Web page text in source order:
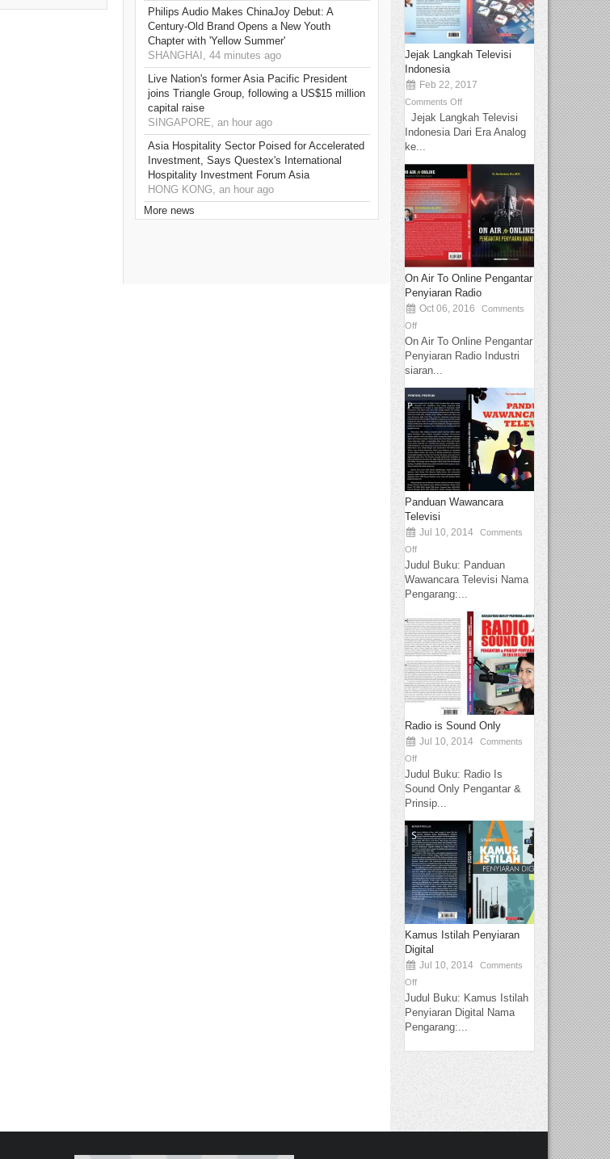
Philips Audio Makes ChinaJoy Debut: A
Century-Old Brand Opens a New Youth
Chapter with 'Yellow Summer'
SHANGHAI, 44 minutes ago
Live Nation's former Asia Pacific President
joins Triangle Group, following a US$15 million
capital raise
SINGAPORE, an hour ago
Asia Hospitality Sector Poised for Accelerated
Investment, Says Questex's International
Hospitality Investment Forum Asia
HONG KONG, an hour ago
More news
Jejak Langkah Televisi
Indonesia
Feb 22, 2017
Comments Off
Jejak Langkah Televisi
Indonesia Dari Era Analog
ke...
On Air To Online Pengantar
Penyiaran Radio
Oct 06, 2016
Comments
Off
On Air To Online Pengantar
Penyiaran Radio Industri
siaran...
Panduan Wawancara
Televisi
Jul 10, 2014
Comments
Off
Judul Buku: Panduan
Wawancara Televisi Nama
Pengarang:...
Radio is Sound Only
Jul 10, 2014
Comments
Off
Judul Buku: Radio Is
Sound Only Pengantar &
Prinsip...
Kamus Istilah Penyiaran
Digital
Jul 10, 2014
Comments
Off
Judul Buku: Kamus Istilah
Penyiaran Digital Nama
Pengarang:...